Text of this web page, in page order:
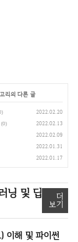
리의 다른 글
2022.02.20
(0) 2022.02.13
2022.02.09
2022.01.31
2022.01.17
닝 및 딥
더
보기
이해 및 파이썬